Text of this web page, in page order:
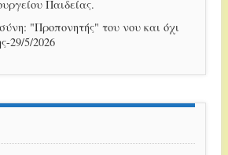
Παιδείας.
"Προπονητής" του νου και όχι
29/5/2026